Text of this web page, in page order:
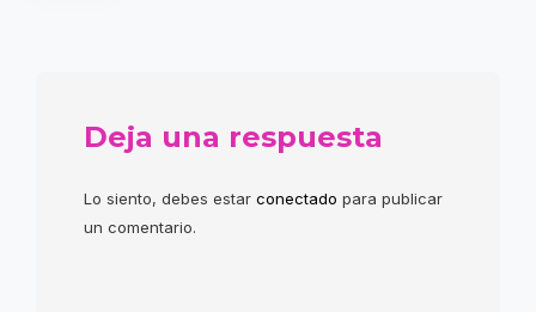
Deja una respuesta
Lo siento, debes estar conectado para publicar
un comentario.